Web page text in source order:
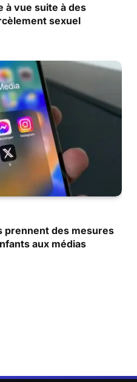
à vue suite à des
sexuel
prennent des mesures
aux médias